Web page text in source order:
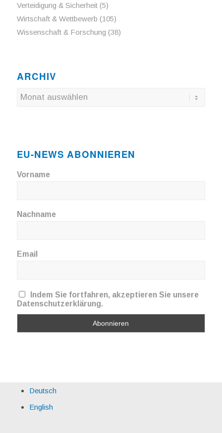
Verteidigung & Sicherheit(5)
Wirtschaft & Wettbewerb (105)
Wissenschaft & Forschung (38)
ARCHIV
EU-NEWS ABONNIEREN
Vorname
Nachname
Email
Indem Sie fortfahren, akzeptieren Sie unsere
Datenschutzerklärung.
Deutsch
English